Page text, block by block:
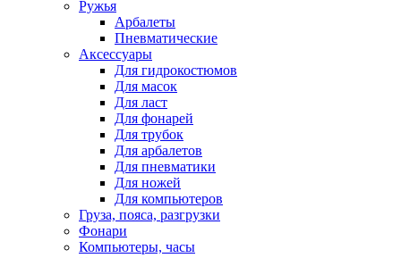
Ружья
Арбалеты
Пневматические
Аксессуары
Для гидрокостюмов
Для масок
Для ласт
Для фонарей
Для трубок
Для арбалетов
Для пневматики
Для ножей
Для компьютеров
Груза, пояса, разгрузки
Фонари
Компьютеры, часы